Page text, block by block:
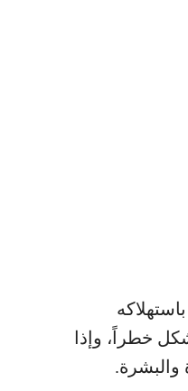
خطراً، وإذا
والبشرة.